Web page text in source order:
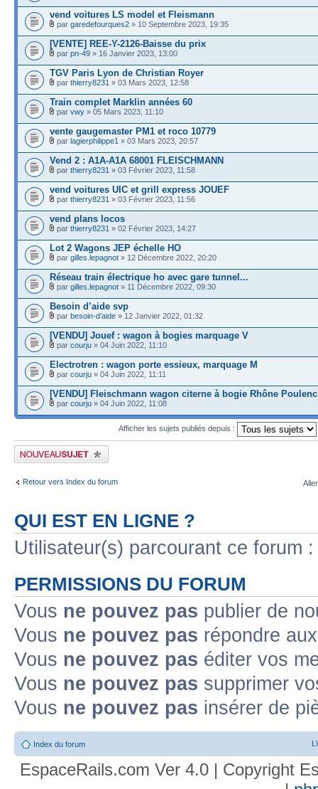
vend voitures LS model et Fleismann
par garedefourques2 » 10 Septembre 2023, 19:35
[VENTE] REE-Y-2126-Baisse du prix
par pn-49 » 16 Janvier 2023, 13:00
TGV Paris Lyon de Christian Royer
par thierry8231 » 03 Mars 2023, 12:58
Train complet Marklin années 60
par vwy » 05 Mars 2023, 11:10
vente gaugemaster PM1 et roco 10779
par lagierphilippe1 » 03 Mars 2023, 20:57
Vend 2 : A1A-A1A 68001 FLEISCHMANN
par thierry8231 » 03 Février 2023, 11:58
vend voitures UIC et grill express JOUEF
par thierry8231 » 03 Février 2023, 11:56
vend plans locos
par thierry8231 » 02 Février 2023, 14:27
Lot 2 Wagons JEP échelle HO
par gilles.lepagnot » 12 Décembre 2022, 20:20
Réseau train électrique ho avec gare tunnel...
par gilles.lepagnot » 11 Décembre 2022, 09:30
Besoin d’aide svp
par besoin-d’aide » 12 Janvier 2022, 01:32
[VENDU] Jouef : wagon à bogies marquage V
par courju » 04 Juin 2022, 11:10
Electrotren : wagon porte essieux, marquage M
par courju » 04 Juin 2022, 11:11
[VENDU] Fleischmann wagon citerne à bogie Rhône Poulenc
par courju » 04 Juin 2022, 11:08
Afficher les sujets publiés depuis :
Publier un nouveau sujet
Retour vers Index du forum
QUI EST EN LIGNE ?
Utilisateur(s) parcourant ce forum
PERMISSIONS DU FORUM
Vous ne pouvez pas publier de
Vous ne pouvez pas répondre
Vous ne pouvez pas éditer vos
Vous ne pouvez pas supprimer
Vous ne pouvez pas insérer de
Index du forum
EspaceRails.com Ver 4.0 | Copyright